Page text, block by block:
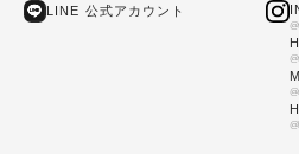
LINE 公式アカウント